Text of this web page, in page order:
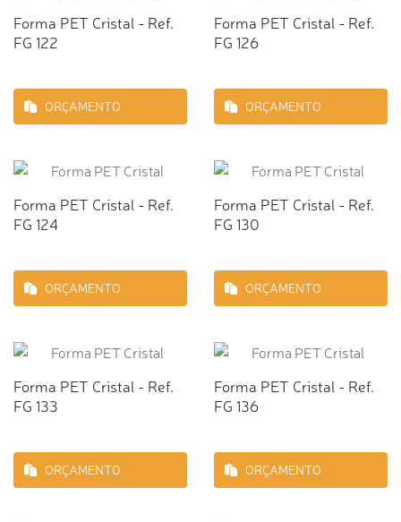
Forma PET Cristal - Ref.
FG 122
ORÇAMENTO
Forma PET Cristal - Ref.
FG 126
ORÇAMENTO
Forma PET Cristal - Ref.
FG 124
ORÇAMENTO
Forma PET Cristal - Ref.
FG 130
ORÇAMENTO
Forma PET Cristal - Ref.
FG 133
ORÇAMENTO
Forma PET Cristal - Ref.
FG 136
ORÇAMENTO